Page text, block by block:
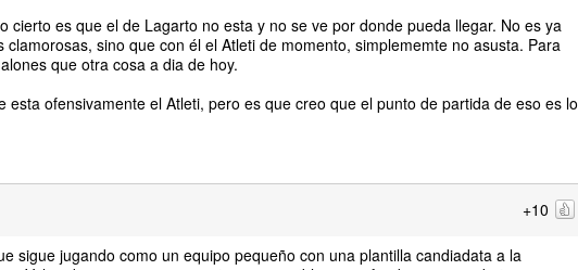
cierto es que el de Lagarto no esta y no se ve por donde pueda llegar. No es ya
sino que con él el Atleti de momento, simplememte no asusta. Para
que otra cosa a dia de hoy.
esta ofensivamente el Atleti, pero es que creo que el punto de partida de eso es lo
+10
sigue jugando como un equipo pequeño con una plantilla candiadata a la